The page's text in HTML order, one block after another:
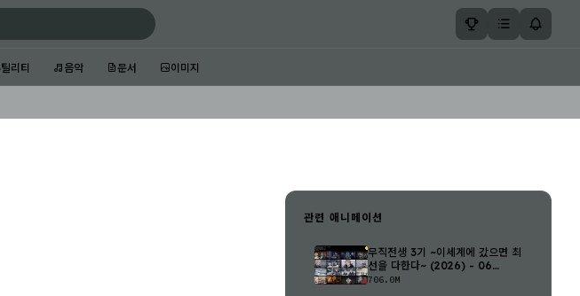
리티 음악 문서 이미지
관련 애니메이션
무직전생 3기 ~이세계에 갔으면 최
선을 다한다~ (2026) - 06
(1280..
706.0M